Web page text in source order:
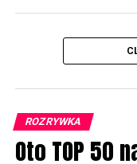
ROZRYWKA
Oto TOP 50